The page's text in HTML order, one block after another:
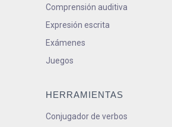
Comprensión auditiva
Expresión escrita
Exámenes
Juegos
HERRAMIENTAS
Conjugador de verbos